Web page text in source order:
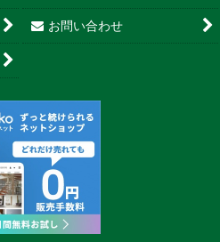
お問い合わせ